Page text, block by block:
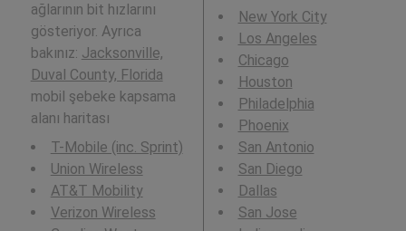
ağlarının bit hızlarını
gösteriyor. Ayrıca
bakınız: Jacksonville,
Duval County, Florida
mobil şebeke kapsama
alanı haritası
T-Mobile (inc. Sprint)
Union Wireless
AT&T Mobility
Verizon Wireless
New York City
Los Angeles
Chicago
Houston
Philadelphia
Phoenix
San Antonio
San Diego
Dallas
San Jose